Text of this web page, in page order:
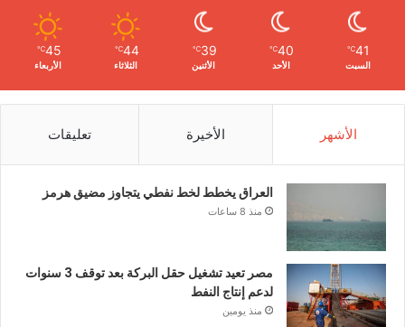
41
℃
السبت
40
℃
الأحد
39
℃
الأثنين
44
℃
الثلاثاء
45
℃
الأربعاء
الأشهر الأخيرة تعليقات
العراق يخطط لخط نفطي يتجاوز مضيق هرمز
منذ 8 ساعات
مصر تعيد تشغيل حقل البركة بعد توقف 3 سنوات
لدعم إنتاج النفط
منذ يومين